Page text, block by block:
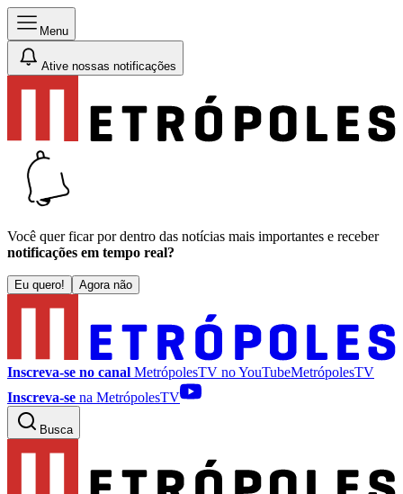
Menu
Ative nossas notificações
Você quer ficar por dentro das notícias mais importantes e receber
notificações em tempo real?
Eu quero! Agora não
Inscreva-se no canal MetrópolesTV noYouTubeMetrópolesTV
Inscreva-se na MetrópolesTV
Busca